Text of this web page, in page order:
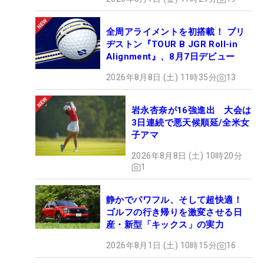
全周アライメントを初搭載！ ブリ
ヂストン『TOUR B JGR Roll-in
Alignment』、8月7日デビュー
2026年8月8日 (土) 11時35分 13
岩永杏奈が16強進出 大会は
3日連続で悪天候順延/全米女
子アマ
2026年8月8日 (土) 10時20分
1
静かでパワフル、そして超快適！
ゴルフの行き帰りを激変させる日
産・新型「キックス」の実力
2026年8月1日 (土) 10時15分 16